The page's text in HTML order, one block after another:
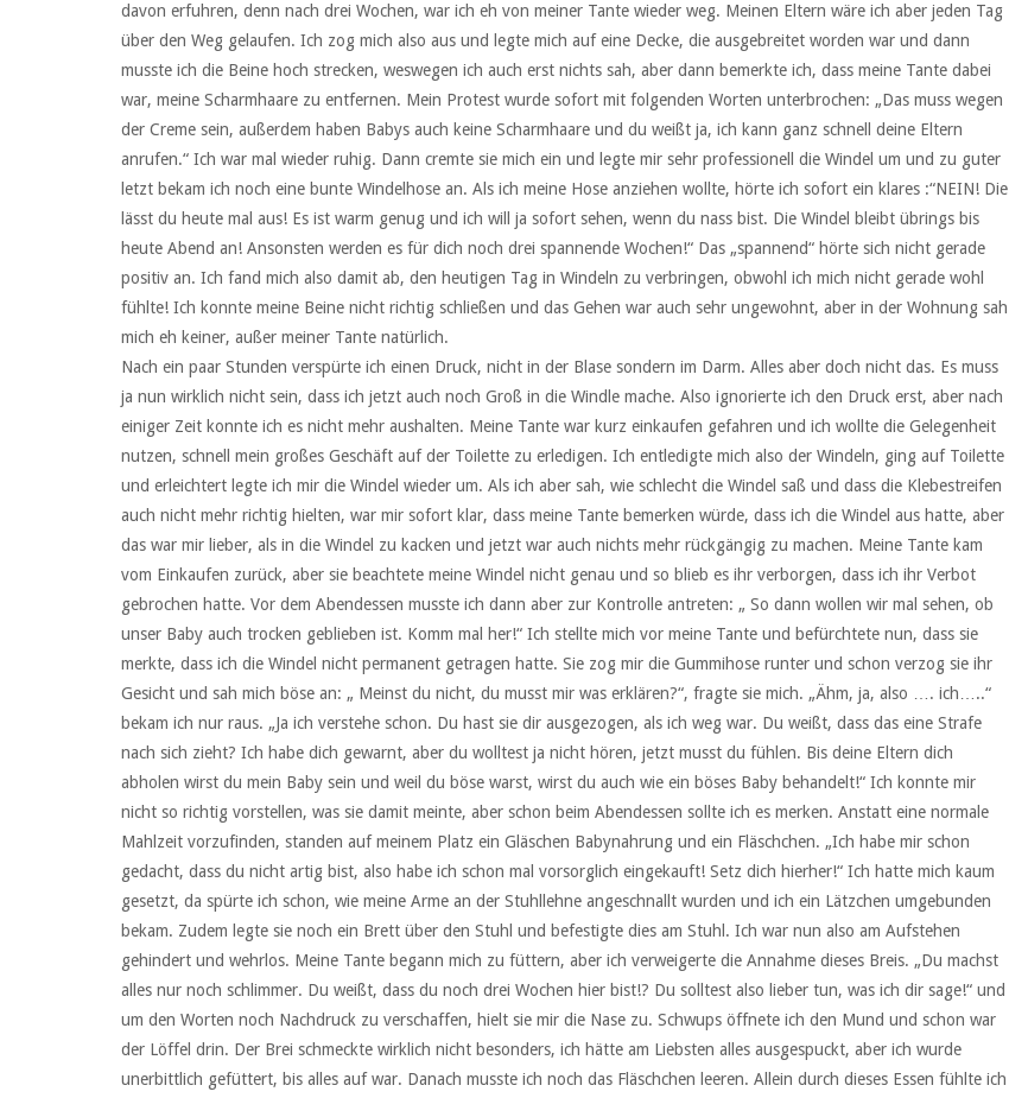
davon erfuhren, denn nach drei Wochen, war ich eh von meiner Tante wieder weg. Meinen Eltern wäre ich aber jeden Tag
über den Weg gelaufen. Ich zog mich also aus und legte mich auf eine Decke, die ausgebreitet worden war und dann
musste ich die Beine hoch strecken, weswegen ich auch erst nichts sah, aber dann bemerkte ich, dass meine Tante dabei
war, meine Scharmhaare zu entfernen. Mein Protest wurde sofort mit folgenden Worten unterbrochen: „Das muss wegen
der Creme sein, außerdem haben Babys auch keine Scharmhaare und du weißt ja, ich kann ganz schnell deine Eltern
anrufen.“ Ich war mal wieder ruhig. Dann cremte sie mich ein und legte mir sehr professionell die Windel um und zu guter
letzt bekam ich noch eine bunte Windelhose an. Als ich meine Hose anziehen wollte, hörte ich sofort ein klares :“NEIN! Die
lässt du heute mal aus! Es ist warm genug und ich will ja sofort sehen, wenn du nass bist. Die Windel bleibt übrings bis
heute Abend an! Ansonsten werden es für dich noch drei spannende Wochen!“ Das „spannend“ hörte sich nicht gerade
positiv an. Ich fand mich also damit ab, den heutigen Tag in Windeln zu verbringen, obwohl ich mich nicht gerade wohl
fühlte! Ich konnte meine Beine nicht richtig schließen und das Gehen war auch sehr ungewohnt, aber in der Wohnung sah
mich eh keiner, außer meiner Tante natürlich.
Nach ein paar Stunden verspürte ich einen Druck, nicht in der Blase sondern im Darm. Alles aber doch nicht das. Es muss
ja nun wirklich nicht sein, dass ich jetzt auch noch Groß in die Windle mache. Also ignorierte ich den Druck erst, aber nach
einiger Zeit konnte ich es nicht mehr aushalten. Meine Tante war kurz einkaufen gefahren und ich wollte die Gelegenheit
nutzen, schnell mein großes Geschäft auf der Toilette zu erledigen. Ich entledigte mich also der Windeln, ging auf Toilette
und erleichtert legte ich mir die Windel wieder um. Als ich aber sah, wie schlecht die Windel saß und dass die Klebestreifen
auch nicht mehr richtig hielten, war mir sofort klar, dass meine Tante bemerken würde, dass ich die Windel aus hatte, aber
das war mir lieber, als in die Windel zu kacken und jetzt war auch nichts mehr rückgängig zu machen. Meine Tante kam
vom Einkaufen zurück, aber sie beachtete meine Windel nicht genau und so blieb es ihr verborgen, dass ich ihr Verbot
gebrochen hatte. Vor dem Abendessen musste ich dann aber zur Kontrolle antreten: „ So dann wollen wir mal sehen, ob
unser Baby auch trocken geblieben ist. Komm mal her!“ Ich stellte mich vor meine Tante und befürchtete nun, dass sie
merkte, dass ich die Windel nicht permanent getragen hatte. Sie zog mir die Gummihose runter und schon verzog sie ihr
Gesicht und sah mich böse an: „ Meinst du nicht, du musst mir was erklären?“, fragte sie mich. „Ähm, ja, also …. ich…..“
bekam ich nur raus. „Ja ich verstehe schon. Du hast sie dir ausgezogen, als ich weg war. Du weißt, dass das eine Strafe
nach sich zieht? Ich habe dich gewarnt, aber du wolltest ja nicht hören, jetzt musst du fühlen. Bis deine Eltern dich
abholen wirst du mein Baby sein und weil du böse warst, wirst du auch wie ein böses Baby behandelt!“ Ich konnte mir
nicht so richtig vorstellen, was sie damit meinte, aber schon beim Abendessen sollte ich es merken. Anstatt eine normale
Mahlzeit vorzufinden, standen auf meinem Platz ein Gläschen Babynahrung und ein Fläschchen. „Ich habe mir schon
gedacht, dass du nicht artig bist, also habe ich schon mal vorsorglich eingekauft! Setz dich hierher!“ Ich hatte mich kaum
gesetzt, da spürte ich schon, wie meine Arme an der Stuhllehne angeschnallt wurden und ich ein Lätzchen umgebunden
bekam. Zudem legte sie noch ein Brett über den Stuhl und befestigte dies am Stuhl. Ich war nun also am Aufstehen
gehindert und wehrlos. Meine Tante begann mich zu füttern, aber ich verweigerte die Annahme dieses Breis. „Du machst
alles nur noch schlimmer. Du weißt, dass du noch drei Wochen hier bist!? Du solltest also lieber tun, was ich dir sage!“ und
um den Worten noch Nachdruck zu verschaffen, hielt sie mir die Nase zu. Schwups öffnete ich den Mund und schon war
der Löffel drin. Der Brei schmeckte wirklich nicht besonders, ich hätte am Liebsten alles ausgespuckt, aber ich wurde
unerbittlich gefüttert, bis alles auf war. Danach musste ich noch das Fläschchen leeren. Allein durch dieses Essen fühlte ich